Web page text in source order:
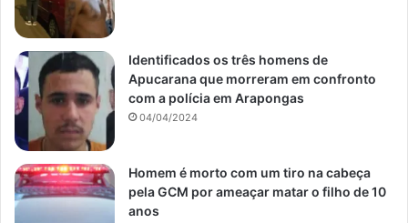
Identificados os três homens de
Apucarana que morreram em confronto
com a polícia em Arapongas
04/04/2024
Homem é morto com um tiro na cabeça
pela GCM por ameaçar matar o filho de 10
anos